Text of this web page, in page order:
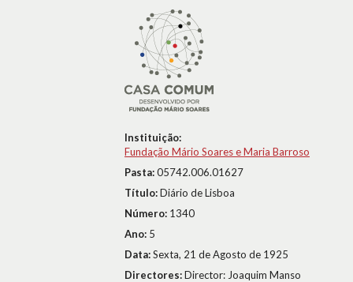
Instituição:
Fundação Mário Soares e Maria Barroso
Pasta:05742.006.01627
Título:Diário de Lisboa
Número: 1340
Ano: 5
Data:Sexta, 21 de Agosto de 1925
Directores:Director: Joaquim Manso